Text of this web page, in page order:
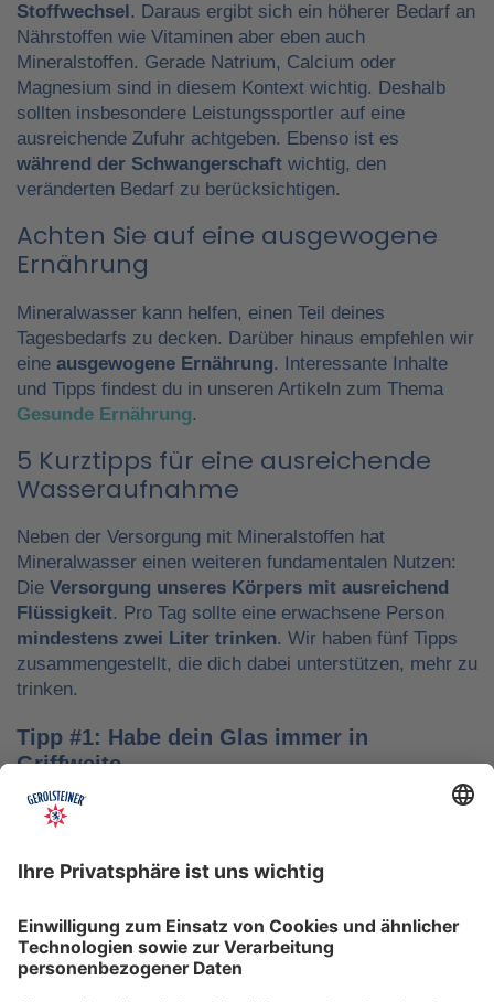
Stoffwechsel. Daraus ergibt sich ein höherer Bedarf an
Nährstoffen wie Vitaminen aber eben auch
Mineralstoffen. Gerade Natrium, Calcium oder
Magnesium sind in diesem Kontext wichtig. Deshalb
sollten insbesondere Leistungssportler auf eine
ausreichende Zufuhr achtgeben. Ebenso ist es
während der Schwangerschaft wichtig, den
veränderten Bedarf zu berücksichtigen.
Achten Sie auf eine ausgewogene
Ernährung
Mineralwasser kann helfen, einen Teil deines
Tagesbedarfs zu decken. Darüber hinaus empfehlen wir
eine ausgewogene Ernährung. Interessante Inhalte
und Tipps findest du in unseren Artikeln zum Thema
Gesunde Ernährung.
5 Kurztipps für eine ausreichende
Wasseraufnahme
Neben der Versorgung mit Mineralstoffen hat
Mineralwasser einen weiteren fundamentalen Nutzen:
Die Versorgung unseres Körpers mit ausreichend
Flüssigkeit. Pro Tag sollte eine erwachsene Person
mindestens zwei Liter trinken. Wir haben fünf Tipps
zusammengestellt, die dich dabei unterstützen, mehr zu
trinken.
Tipp #1: Habe dein Glas immer in
Griffweite
Ob bei der Arbeit oder während der Freizeit: Wasser
nicht vergisst. Denke daran, auch unterwegs immer
etwas Wasser dabei zu haben. Kleine PET-Flaschen mit
hinnehmen.
Tipp #2: Trinke direkt nach dem Aufstehen